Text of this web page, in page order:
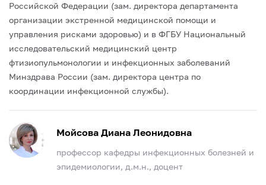
Российской Федерации (зам. директора департамента
организации экстренной медицинской помощи и
управления рисками здоровью) и в ФГБУ Национальный
исследовательский медицинский центр
фтизиопульмонологии и инфекционных заболеваний
Минздрава России (зам. директора центра по
координации инфекционной службы).
Мойсова Диана Леонидовна
профессор кафедры инфекционных болезней и
эпидемиологии, д.м.н., доцент